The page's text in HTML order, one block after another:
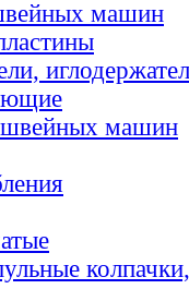
машин
машин